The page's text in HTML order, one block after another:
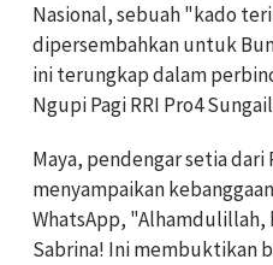
Nasional, sebuah "kado
dipersembahkan untuk
ini terungkap dalam
Ngupi Pagi RRI Pro4
Maya, pendengar setia dari
menyampaikan
WhatsApp, "Alhamdulillah,
Sabrina! Ini membuktikan